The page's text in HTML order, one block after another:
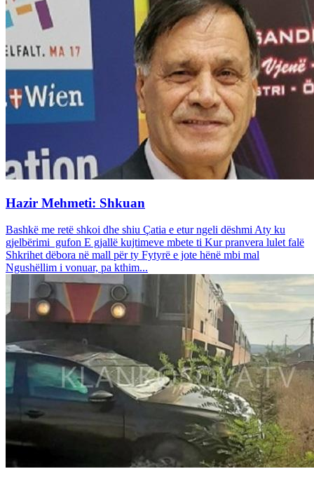
Hazir Mehmeti: Shkuan
Bashkë me retë shkoi dhe shiu Çatia e etur ngeli dëshmi Aty ku
gjelbërimi gufon E gjallë kujtimeve mbete ti Kur pranvera lulet falë
Shkrihet dëbora në mall për ty Fytyrë e jote hënë mbi mal
Ngushëllim i vonuar, pa kthim...